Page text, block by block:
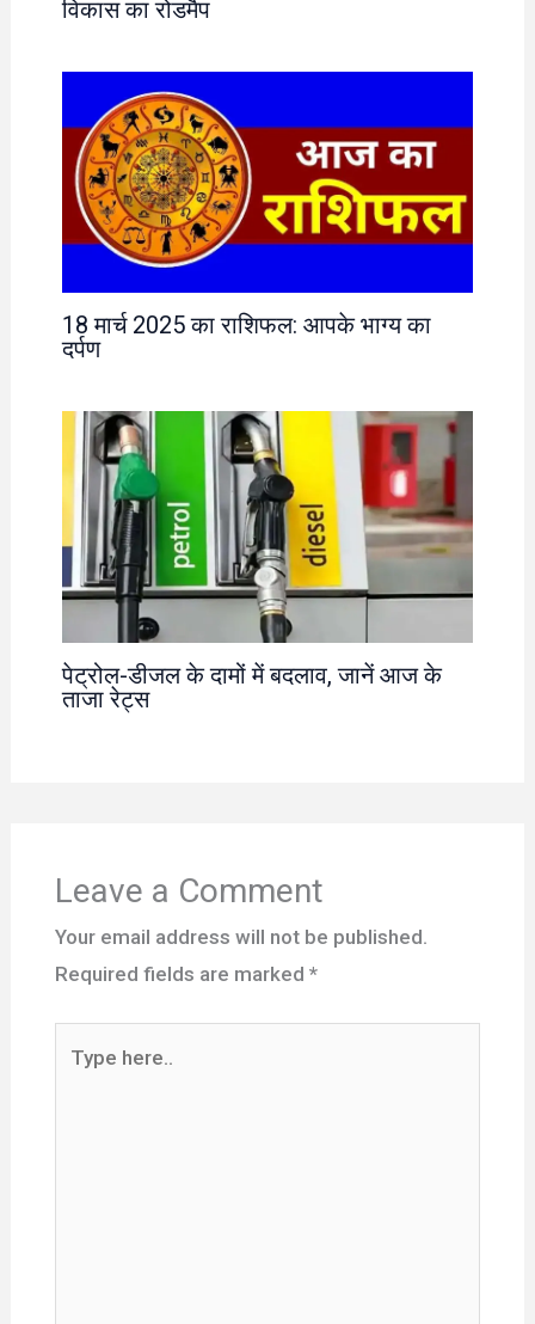
विकास का रोडमैप
18 मार्च 2025 का राशिफल: आपके भाग्य का
दर्पण
पेट्रोल-डीजल के दामों में बदलाव, जानें आज के
ताजा रेट्स
Leave a Comment
Your email address will not be published.
Required fields are marked *